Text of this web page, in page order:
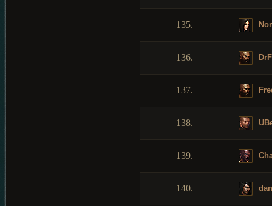
135.
136.
137.
138.
139.
140.